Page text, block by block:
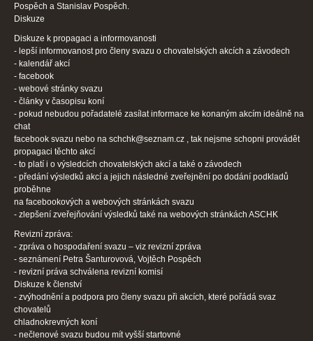
Pospěch a Stanislav Pospěch.
Diskuze
Diskuze k propagaci a informovanosti
- lepší informovanost pro členy svazu o chovatelských akcích a závodech
- kalendář akcí
- facebook
- webové stránky svazu
- články v časopisu koní
- pokud nebudou pořadatelé zasílat informace ke konaným akcím ideálně na
chat
facebook svazu nebo na schchk@seznam.cz , tak nejsme schopni provádět
propagaci těchto akcí
- to platí i o výsledcích chovatelských akcí a také o závodech
- předání výsledků akcí a jejich následné zveřejnění po dodání podkladů
proběhne
na facebookových a webových stránkách svazu
- zlepšení zveřejňování výsledků také na webových stránkách ASCHK
Revizní zpráva:
- zpráva o hospodaření svazu – viz revizní zpráva
- seznámení Petra Šanturovová, Vojtěch Pospěch
- revizní práva schválena revizní komisí
Diskuze k členství
- zvýhodnění a podpora pro členy svazu při akcích, které pořádá svaz
chovatelů
chladnokrevných koní
- nečlenové svazu budou mít vyšší startovné